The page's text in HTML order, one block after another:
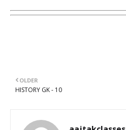
OLDER
HISTORY GK - 10